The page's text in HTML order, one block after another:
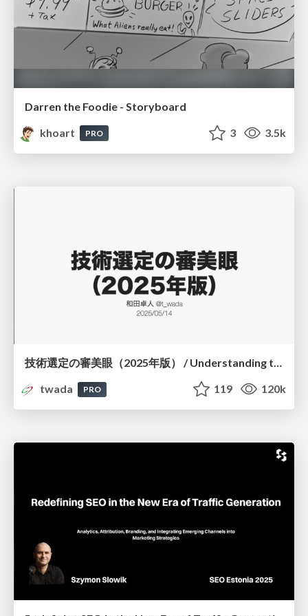
Darren the Foodie - Storyboard
khoart
PRO 3 3.5k
技術選定の審美眼（2025年版） / Understanding the Spiral of Technologies 2025 edition
twada
PRO 119 120k